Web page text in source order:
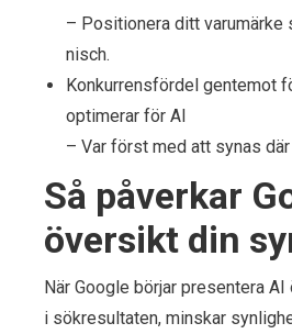
– Positionera ditt varumärke
nisch.
Konkurrensfördel gentemot
optimerar för AI
– Var först med att synas där
Så påverkar
översikt din
När Google börjar presentera
i sökresultaten, minskar